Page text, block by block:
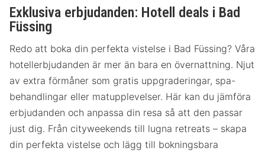
Exklusiva erbjudanden: Hotell deals i Bad
Füssing
Redo att boka din perfekta vistelse i Bad Füssing? Våra
hotellerbjudanden är mer än bara en övernattning. Njut
av extra förmåner som gratis uppgraderingar, spa-
behandlingar eller matupplevelser. Här kan du jämföra
erbjudanden och anpassa din resa så att den passar
just dig. Från cityweekends till lugna retreats – skapa
din perfekta vistelse och lägg till bokningsbara